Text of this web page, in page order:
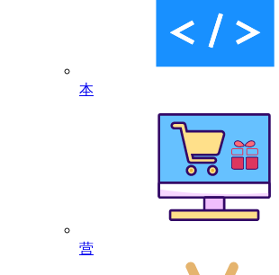
本
营